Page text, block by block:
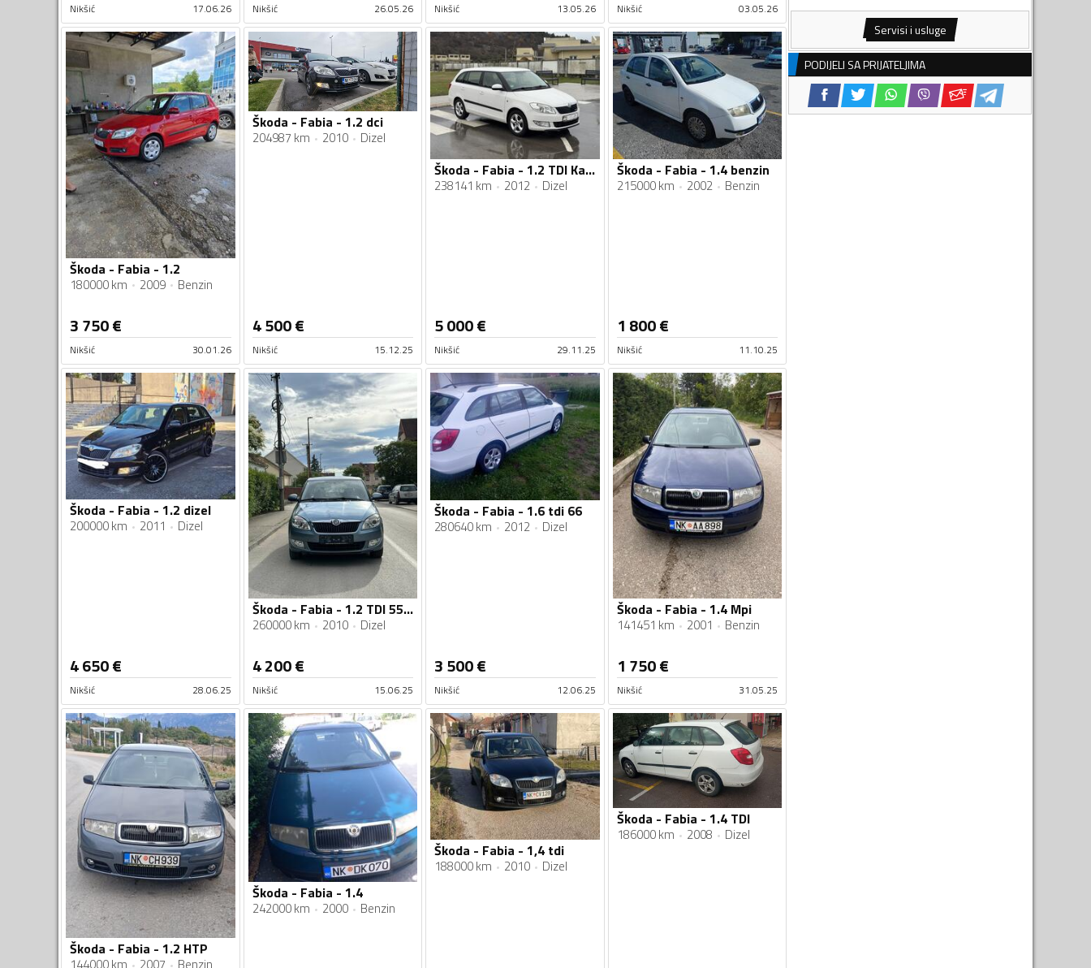
Nikšić 17.06.26 Nikšić 26.05.26 Nikšić 13.05.26 Nikšić 03.05.26
Škoda - Fabia - 1.2
180000 km 2009 Benzin
3 750€
Nikšić 30.01.26
Škoda - Fabia - 1.2 dci
204987 km 2010 Dizel
4 500€
Nikšić 15.12.25
Škoda - Fabia - 1.2 TDI Karavan
238141 km 2012 Dizel
5 000€
Nikšić 29.11.25
Škoda - Fabia - 1.4 benzin
215000 km 2002 Benzin
1 800€
Nikšić 11.10.25
Škoda - Fabia - 1.2 dizel
200000 km 2011 Dizel
4 650€
Nikšić 28.06.25
Škoda - Fabia - 1.2 TDI 55KW
260000 km 2010 Dizel
4 200€
Nikšić 15.06.25
Škoda - Fabia - 1.6 tdi 66
280640 km 2012 Dizel
3 500€
Nikšić 12.06.25
Škoda - Fabia - 1.4 Mpi
141451 km 2001 Benzin
1 750€
Nikšić 31.05.25
Škoda - Fabia - 1.2 HTP
Škoda - Fabia - 1.4
242000 km 2000 Benzin
Škoda - Fabia - 1,4 tdi
188000 km 2010 Dizel
Škoda - Fabia - 1.4 TDI
186000 km 2008 Dizel
Servisi i usluge
PODIJELI SA PRIJATELJIMA